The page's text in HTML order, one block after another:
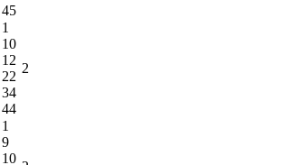
45
1
10
12
22
34
44
2
1
9
10